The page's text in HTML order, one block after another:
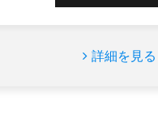
詳細を見る